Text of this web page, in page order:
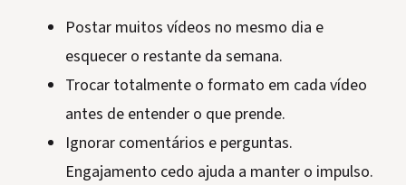
Postar muitos vídeos no mesmo dia e
esquecer o restante da semana.
Trocar totalmente o formato em cada vídeo
antes de entender o que prende.
Ignorar comentários e perguntas.
Engajamento cedo ajuda a manter o impulso.